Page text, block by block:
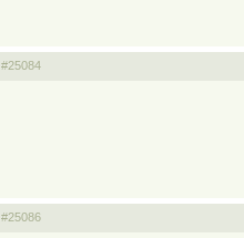
#25084
#25086